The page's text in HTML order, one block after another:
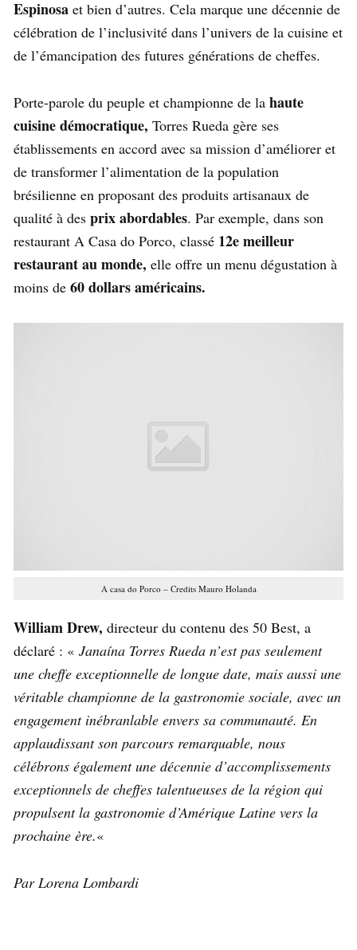
Espinosa et bien d’autres. Cela marque une décennie de
célébration de l’inclusivité dans l’univers de la cuisine et
de l’émancipation des futures générations de cheffes.
Porte-parole du peuple et championne de la haute
cuisine démocratique, Torres Rueda gère ses
établissements en accord avec sa mission d’améliorer et
de transformer l’alimentation de la population
brésilienne en proposant des produits artisanaux de
qualité à des prix abordables. Par exemple, dans son
restaurant A Casa do Porco, classé 12e meilleur
restaurant au monde, elle offre un menu dégustation à
moins de 60 dollars américains.
A casa do Porco – Credits Mauro Holanda
William Drew, directeur du contenu des 50 Best, a
déclaré : « Janaína Torres Rueda n’est pas seulement
une cheffe exceptionnelle de longue date, mais aussi une
véritable championne de la gastronomie sociale, avec un
engagement inébranlable envers sa communauté. En
applaudissant son parcours remarquable, nous
célébrons également une décennie d’accomplissements
exceptionnels de cheffes talentueuses de la région qui
propulsent la gastronomie d’Amérique Latine vers la
prochaine ère.«
Par Lorena Lombardi